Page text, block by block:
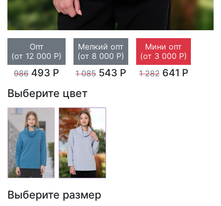
Опт
(от 12 000 Р)
986 493 Р
Мелкий опт
(от 8 000 Р)
1 085 543 Р
Мини опт
(от 3 000 Р)
1 282641 Р
Выберите цвет
Выберите размер